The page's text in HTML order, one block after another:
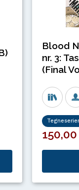
Blood
nr. 3:
(Final
150,00